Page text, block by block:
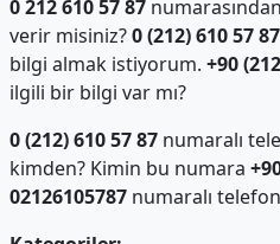
0 212 610 57 87
verir misiniz?0 (212) 610 57 87
bilgi almak istiyorum. +90
ilgili bir bilgi var mı?
0 (212) 610 57 87numaralı
kimden? Kimin bu numara
02126105787numaralı